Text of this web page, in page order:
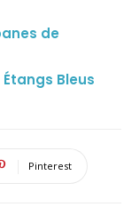
de
Bleus
Pinterest